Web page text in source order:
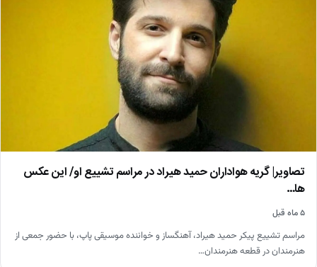
تصاویر| گریه هواداران حمید هیراد در مراسم تشییع او/ این عکس
ها…
۵ ماه قبل
مراسم تشییع پیکر حمید هیراد، آهنگساز و خواننده موسیقی پاپ، با حضور جمعی از
هنرمندان در قطعه هنرمندان…